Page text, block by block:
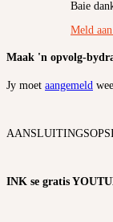
Baie
Meld
Maak 'n opvolg-
Jy moet aangemeld
INK se gratis